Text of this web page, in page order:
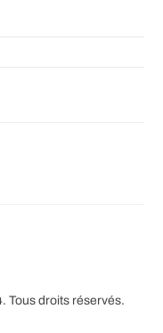
Tous droits réservés.